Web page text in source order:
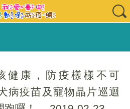
健康，防疫樣樣不可
病疫苗及寵物晶片巡迴